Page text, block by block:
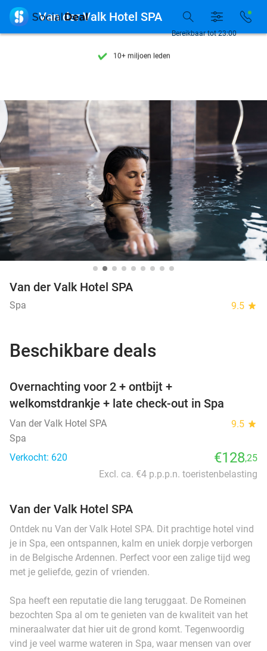
7 dagen per week beschikbaar
10+ miljoen leden
7 dagen per week beschikbaar
10+ miljoen leden
Bereikbaar tot 23:00
 Van der Valk Hotel SPA
Van der Valk Hotel SPA
Spa 9.5 star
Beschikbare deals
Overnachting voor 2 + ontbijt +
welkomstdrankje + late check-out in Spa
Van der Valk Hotel SPA 9.5 star
Spa
Verkocht: 620
€128,25
Excl. ca. €4 p.p.p.n. toeristenbelasting
Van der Valk Hotel SPA
Ontdek nu Van der Valk Hotel SPA. Dit prachtige hotel vind
je in Spa, een ontspannen, kalm en uniek dorpje verborgen
in de Belgische Ardennen. Perfect voor een zalige tijd weg
met je geliefde, gezin of vrienden.
Spa heeft een reputatie die lang teruggaat. De Romeinen
bezochten Spa al om te genieten van de kwaliteit van het
mineraalwater dat hier uit de grond komt. Tegenwoordig
vind je veel warme wateren in Spa, waar mensen van over